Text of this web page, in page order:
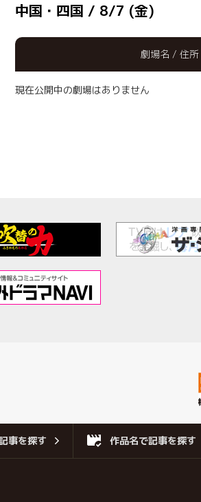
中国・四国 / 8/7 (金)
劇場名 / 住所
現在公開中の劇場はありません
事を探す 作品名で記事を探す